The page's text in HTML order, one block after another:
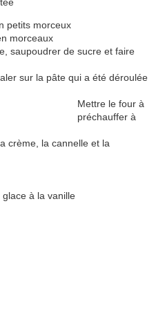
petits morceux
morceaux
saupoudrer de sucre et faire
sur la pâte qui a été déroulée
Mettre le four à
préchauffer à
crème, la cannelle et la
à la vanille